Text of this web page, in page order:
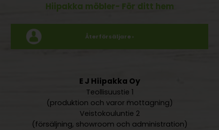
Hiipakka möbler- För ditt hem
Återförsäljare ›
E J Hiipakka Oy
Teollisuustie 1
(produktion och varor mottagning)
Veistokouluntie 2
(försäljning, showroom och administration)